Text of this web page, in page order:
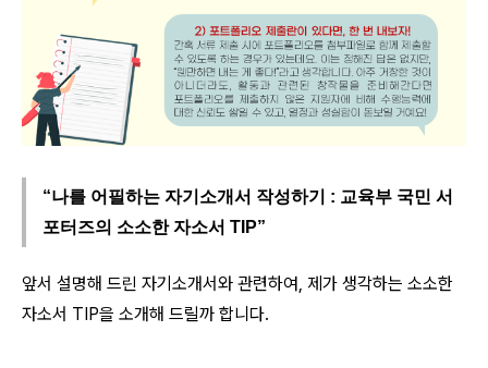
“나를 어필하는 자기소개서 작성하기 : 교육부 국민 서
포터즈의 소소한 자소서 TIP”
앞서 설명해 드린 자기소개서와 관련하여, 제가 생각하는 소소한
자소서 TIP을 소개해 드릴까 합니다.